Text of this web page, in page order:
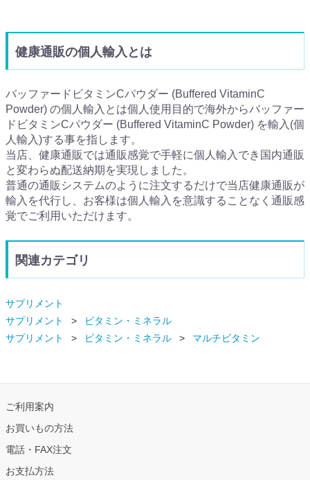
健康通販の個人輸入とは
バッファードビタミンCパウダー (Buffered VitaminC
Powder) の個人輸入とは個人使用目的で海外からバッファー
ドビタミンCパウダー (Buffered VitaminC Powder) を輸入(個
人輸入)する事を指します。
当店、健康通販では通販感覚で手軽に個人輸入でき国内通販
と変わらぬ配送納期を実現しました。
普通の通販システムのように注文するだけで当店健康通販が
輸入を代行し、お客様は個人輸入を意識することなく通販感
覚でご利用いただけます。
関連カテゴリ
サプリメント
サプリメント
ビタミン・ミネラル
サプリメント
ビタミン・ミネラル マルチビタミン
ご利用案内
お買いもの方法
電話・FAX注文
お支払方法